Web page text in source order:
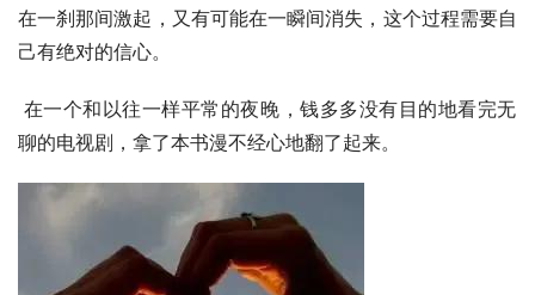
在一刹那间激起，又有可能在一瞬间消失，这个过程需要自
己有绝对的信心。
聊的电视剧，拿了本书漫不经心地翻了起来。